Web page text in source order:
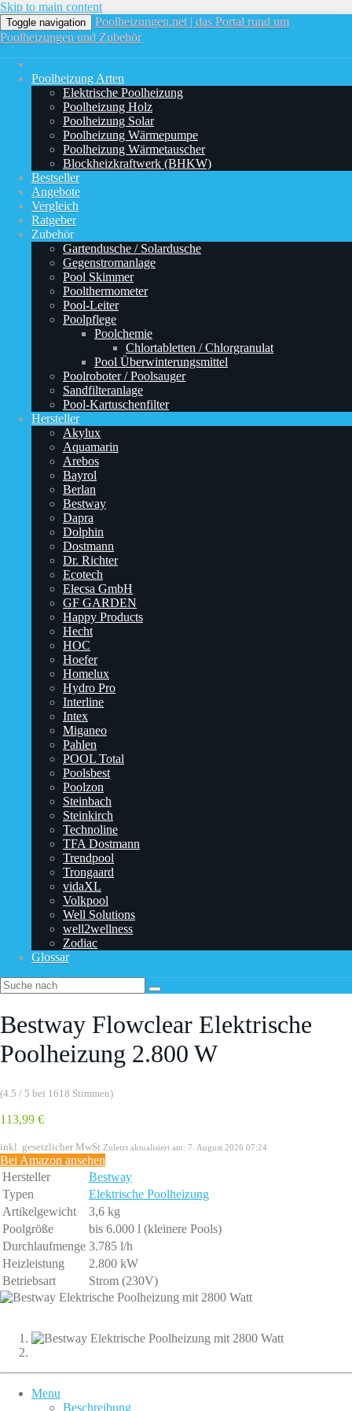
Skip to main content
Toggle navigation
Poolheizungen.net | das Portal rund um
Poolheizungen und Zubehör
Poolheizung Arten
Elektrische Poolheizung
Poolheizung Holz
Poolheizung Solar
Poolheizung Wärmepumpe
Poolheizung Wärmetauscher
Blockheizkraftwerk (BHKW)
Bestseller
Angebote
Vergleich
Ratgeber
Zubehör
Gartendusche / Solardusche
Gegenstromanlage
Pool Skimmer
Poolthermometer
Pool-Leiter
Poolpflege
Poolchemie
Chlortabletten / Chlorgranulat
Pool Überwinterungsmittel
Poolroboter / Poolsauger
Sandfilteranlage
Pool-Kartuschenfilter
Hersteller
Akylux
Aquamarin
Arebos
Bayrol
Berlan
Bestway
Dapra
Dolphin
Dostmann
Dr. Richter
Ecotech
Elecsa GmbH
GF GARDEN
Happy Products
Hecht
HOC
Hoefer
Homelux
Hydro Pro
Interline
Intex
Miganeo
Pahlen
POOL Total
Poolsbest
Poolzon
Steinbach
Steinkirch
Technoline
TFA Dostmann
‎Trendpool
Trongaard
vidaXL
Volkpool
Well Solutions
well2wellness
Zodiac
Glossar
Bestway Flowclear Elektrische
Poolheizung 2.800 W
(4.5 / 5 bei 1618 Stimmen)
113,99 €
inkl. gesetzlicher MwSt. Zuletzt aktualisiert am: 7. August 2026 07:24
Bei Amazon ansehen
Hersteller
Bestway
Typen
Elektrische Poolheizung
Artikelgewicht
3,6 kg
Poolgrö­ße
bis 6.000 l (kleinere Pools)
Durchlaufmenge 3.785 l/h
Heizleistung
2.800 kW
Betriebsart
Strom (230V)
Menu
Beschreibung